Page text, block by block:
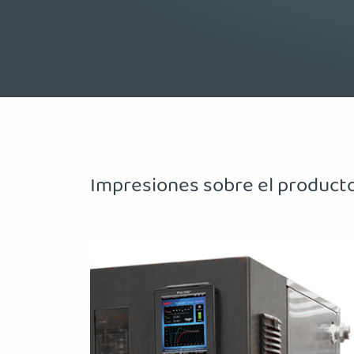
Impresiones sobre el